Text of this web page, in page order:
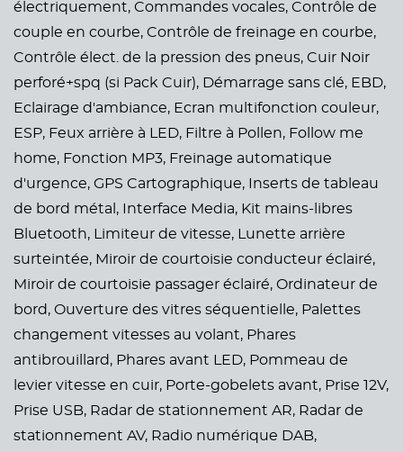
électriquement, Commandes vocales, Contrôle de
couple en courbe, Contrôle de freinage en courbe,
Contrôle élect. de la pression des pneus, Cuir Noir
perforé+spq (si Pack Cuir), Démarrage sans clé, EBD,
Eclairage d'ambiance, Ecran multifonction couleur,
ESP, Feux arrière à LED, Filtre à Pollen, Follow me
home, Fonction MP3, Freinage automatique
d'urgence, GPS Cartographique, Inserts de tableau
de bord métal, Interface Media, Kit mains-libres
Bluetooth, Limiteur de vitesse, Lunette arrière
surteintée, Miroir de courtoisie conducteur éclairé,
Miroir de courtoisie passager éclairé, Ordinateur de
bord, Ouverture des vitres séquentielle, Palettes
changement vitesses au volant, Phares
antibrouillard, Phares avant LED, Pommeau de
levier vitesse en cuir, Porte-gobelets avant, Prise 12V,
Prise USB, Radar de stationnement AR, Radar de
stationnement AV, Radio numérique DAB,